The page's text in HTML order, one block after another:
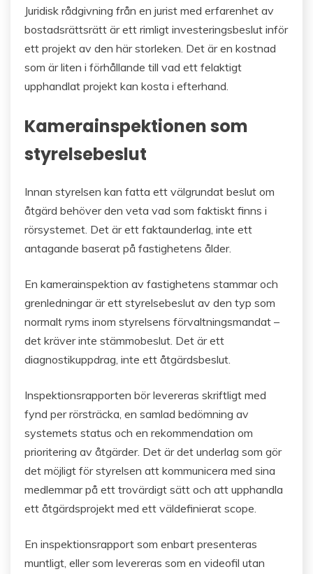
Juridisk rådgivning från en jurist med erfarenhet av
bostadsrättsrätt är ett rimligt investeringsbeslut inför
ett projekt av den här storleken. Det är en kostnad
som är liten i förhållande till vad ett felaktigt
upphandlat projekt kan kosta i efterhand.
Kamerainspektionen som
styrelsebeslut
Innan styrelsen kan fatta ett välgrundat beslut om
åtgärd behöver den veta vad som faktiskt finns i
rörsystemet. Det är ett faktaunderlag, inte ett
antagande baserat på fastighetens ålder.
En kamerainspektion av fastighetens stammar och
grenledningar är ett styrelsebeslut av den typ som
normalt ryms inom styrelsens förvaltningsmandat –
det kräver inte stämmobeslut. Det är ett
diagnostikuppdrag, inte ett åtgärdsbeslut.
Inspektionsrapporten bör levereras skriftligt med
fynd per rörsträcka, en samlad bedömning av
systemets status och en rekommendation om
prioritering av åtgärder. Det är det underlag som gör
det möjligt för styrelsen att kommunicera med sina
medlemmar på ett trovärdigt sätt och att upphandla
ett åtgärdsprojekt med ett väldefinierat scope.
En inspektionsrapport som enbart presenteras
muntligt, eller som levereras som en videofil utan